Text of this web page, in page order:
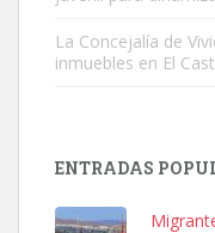
hembra, 4 años. Por
Leales.org » Gran Canaria
La Concejalía de
inmuebles en El
ENTRADAS